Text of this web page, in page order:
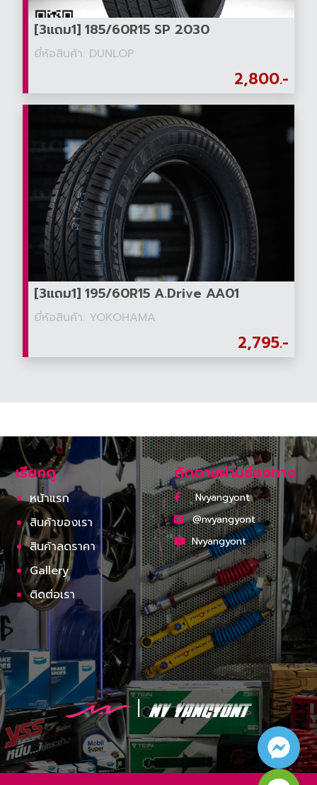
[3แถม1] 185/60R15 SP 2030
ยี่ห้อสินค้า: DUNLOP
2,800.-
[3แถม1] 195/60R15 A.Drive AA01
ยี่ห้อสินค้า: YOKOHAMA
2,795.-
เรียกดู
หน้าแรก
สินค้าของเรา
สินค้าลดราคา
Gallery
ติดต่อเรา
ติดตามผ่านช่องทาง
Nvyangyont
@nvyangyont
Nvyangyont